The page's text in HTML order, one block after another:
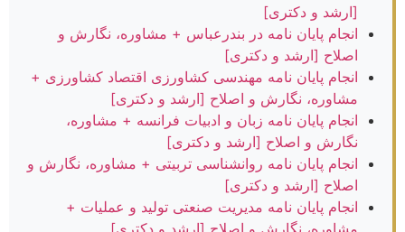
[ارشد و دکتری]
انجام پایان نامه در بندرعباس + مشاوره، نگارش و
اصلاح [ارشد و دکتری]
انجام پایان نامه مهندسی کشاورزی اقتصاد کشاورزی +
مشاوره، نگارش و اصلاح [ارشد و دکتری]
انجام پایان نامه زبان و ادبیات فرانسه + مشاوره،
نگارش و اصلاح [ارشد و دکتری]
انجام پایان نامه روانشناسی تربیتی + مشاوره، نگارش و
اصلاح [ارشد و دکتری]
انجام پایان نامه مدیریت صنعتی تولید و عملیات +
مشاوره، نگارش و اصلاح [ارشد و دکتری]